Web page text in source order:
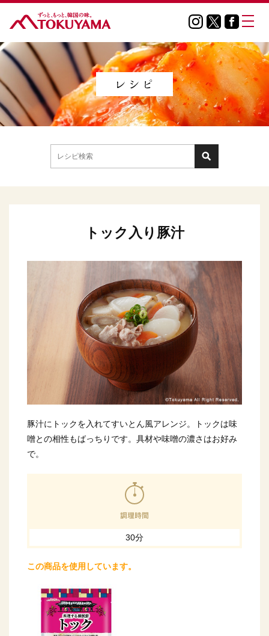
トック入り豚汁
豚汁にトックを入れてすいとん風アレンジ。トックは味
噌との相性もばっちりです。具材や味噌の濃さはお好み
で。
30分
この商品を使用しています。